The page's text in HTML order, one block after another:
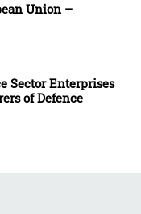
Union –
Sector Enterprises
of Defence